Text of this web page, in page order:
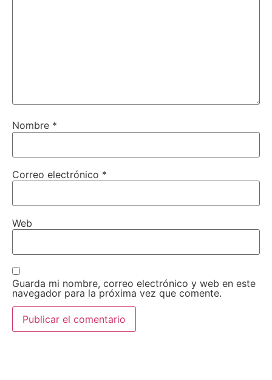
Nombre *
Correo electrónico *
Web
Guarda mi nombre, correo electrónico y web en este
navegador para la próxima vez que comente.